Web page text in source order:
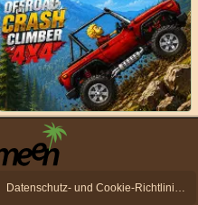
Datenschutz- und Cookie-Richtlinien